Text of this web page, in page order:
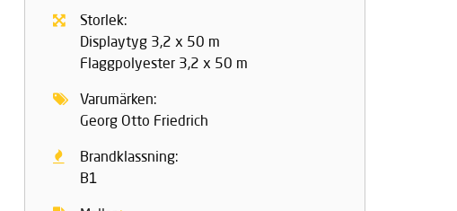
Storlek:
Displaytyg 3,2 x 50 m
Flaggpolyester 3,2 x 50 m
Varumärken:
Georg Otto Friedrich
Brandklassning:
B1